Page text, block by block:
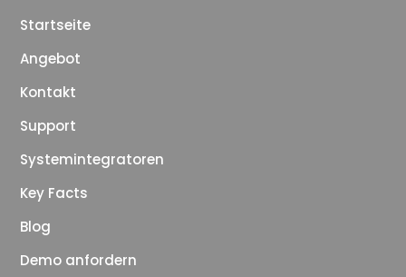
Startseite
Angebot
Kontakt
Support
Systemintegratoren
Key Facts
Blog
Demo anfordern